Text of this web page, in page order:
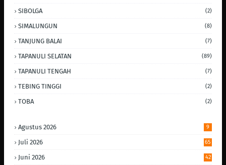
SIBOLGA (2)
SIMALUNGUN (8)
TANJUNG BALAI (7)
TAPANULI SELATAN (89)
TAPANULI TENGAH (7)
TEBING TINGGI (2)
TOBA (2)
Agustus 2026 9
Juli 2026 65
Juni 2026 42